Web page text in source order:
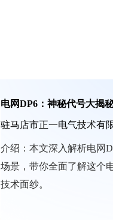
电网DP6：神秘代号大揭
驻马店市正一电气技术有
介绍： 本文深入解析电网
场景，带你全面了解这个
技术面纱。